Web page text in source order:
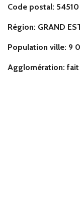
Code postal: 54510
Région: GRAND
Population
Agglomération: fait